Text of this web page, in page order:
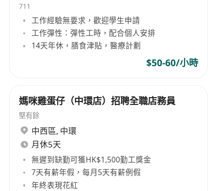
711
工作經驗無要求，歡迎學生申請
工作彈性：彈性工時，配合個人安排
14天年休，膳食津貼，醫療計劃
$50-60/小時
媽咪雞蛋仔（中環店）招聘全職店務員
堅有餘
中西區, 中環
月休5天
無遲到缺勤可獲HK$1,500勤工獎金
7天有薪年假，每月5天有薪例假
年終表現花紅